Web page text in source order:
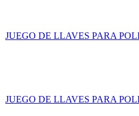
JUEGO DE LLAVES PARA
JUEGO DE LLAVES PARA